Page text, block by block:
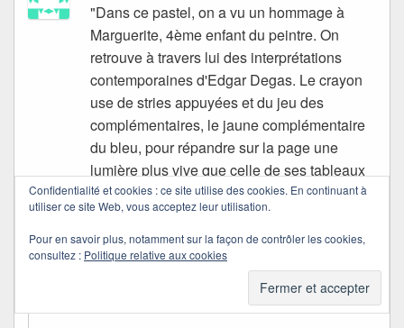
"Dans ce pastel, on a vu un hommage à
Marguerite, 4ème enfant du peintre. On
retrouve à travers lui des interprétations
contemporaines d'Edgar Degas. Le crayon
use de stries appuyées et du jeu des
complémentaires, le jaune complémentaire
du bleu, pour répandre sur la page une
lumière plus vive que celle de ses tableaux
habituels."
Confidentialité et cookies : ce site utilise des cookies. En continuant à
utiliser ce site Web, vous acceptez leur utilisation.
Pour en savoir plus, notamment sur la façon de contrôler les cookies,
consultez : Politique relative aux cookies